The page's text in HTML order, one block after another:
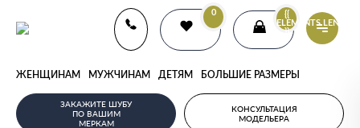
0
{{
ELEMENTS.LENGTH
}}
ЖЕНЩИНАМ МУЖЧИНАМ ДЕТЯМ БОЛЬШИЕ РАЗМЕРЫ
ЗАКАЖИТЕ ШУБУ
ПО ВАШИМ
МЕРКАМ
КОНСУЛЬТАЦИЯ
МОДЕЛЬЕРА